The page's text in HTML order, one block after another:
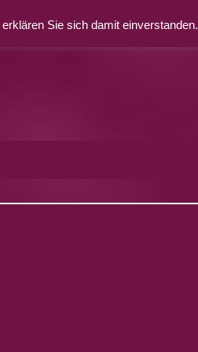
Sie sich damit einverstanden.